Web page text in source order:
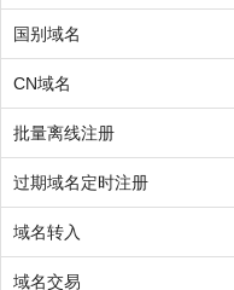
.com.hk
.yun
国别域名
CN域名
批量离线注册
过期域名定时注册
域名转入
域名交易